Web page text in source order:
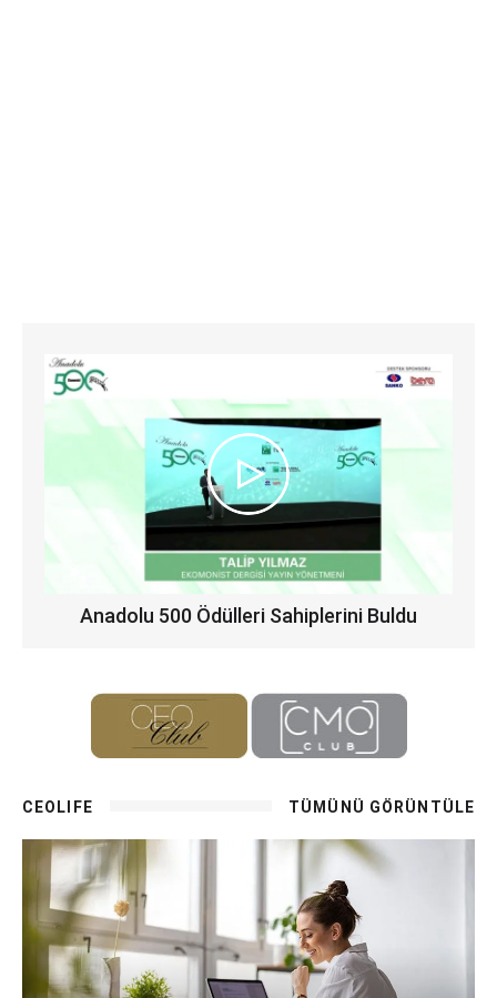
Anadolu 500 Ödülleri Sahiplerini Buldu
CEOLIFE TÜMÜNÜ GÖRÜNTÜLE